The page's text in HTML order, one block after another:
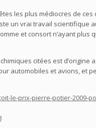
les plus médiocres de ces
un vrai travail scientifique
et consort n’ayant plus
citées est d’origine
automobiles et avions, et
le-prix-pierre-potier-2009-